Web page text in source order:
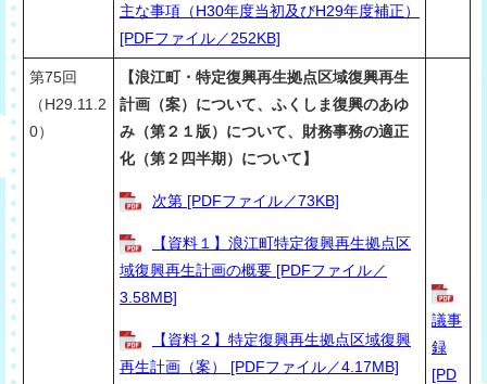
主な事項（H30年度当初及びH29年度補正）
[PDFファイル／252KB]
第75回
（H29.11.2
0）
【浪江町・特定復興再生拠点区域復興再生
計画（案）について、ふくしま復興のあゆ
み（第２１版）について、財務事務の適正
化（第２四半期）について】
次第 [PDFファイル／73KB]
【資料１】浪江町特定復興再生拠点区
域復興再生計画の概要 [PDFファイル／
3.58MB]
【資料２】特定復興再生拠点区域復興
再生計画（案） [PDFファイル／4.17MB]
議事
録
[PD